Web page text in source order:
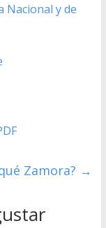
y de
Zamora? →